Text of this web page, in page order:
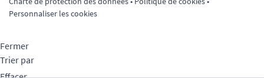
Personnaliser les cookies
Fermer
Trier par